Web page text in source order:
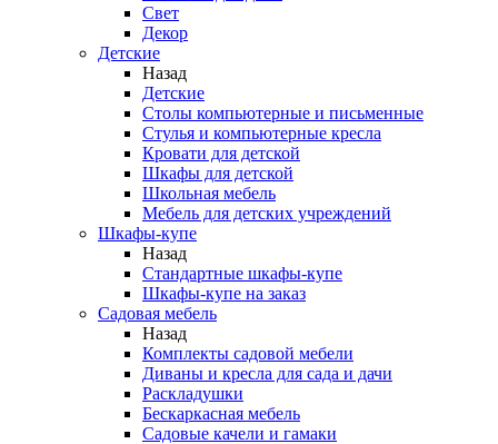
Свет
Декор
Детские
Назад
Детские
Столы компьютерные и письменные
Стулья и компьютерные кресла
Кровати для детской
Шкафы для детской
Школьная мебель
Мебель для детских учреждений
Шкафы-купе
Назад
Стандартные шкафы-купе
Шкафы-купе на заказ
Садовая мебель
Назад
Комплекты садовой мебели
Диваны и кресла для сада и дачи
Раскладушки
Бескаркасная мебель
Садовые качели и гамаки